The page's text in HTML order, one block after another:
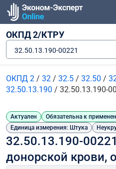
ОКПД 2/КТРУ
32.50.13.190-00221
ОКПД 2 / 32 / 32.5 / 32.50 /
32.50.13.190 / 32.50.13.190-
Актуален
Обязательна к
Единица измерения: Штука
32.50.13.190-
донорской крови,